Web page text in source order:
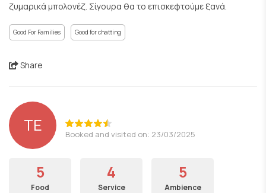
ζυμαρικά μπολονέζ. Σίγουρα θα το επισκεφτούμε ξανά.
Good For Families Good for chatting
Share
TE Booked and visited on: 23/03/2025
5
Food
4
Service
5
Ambience